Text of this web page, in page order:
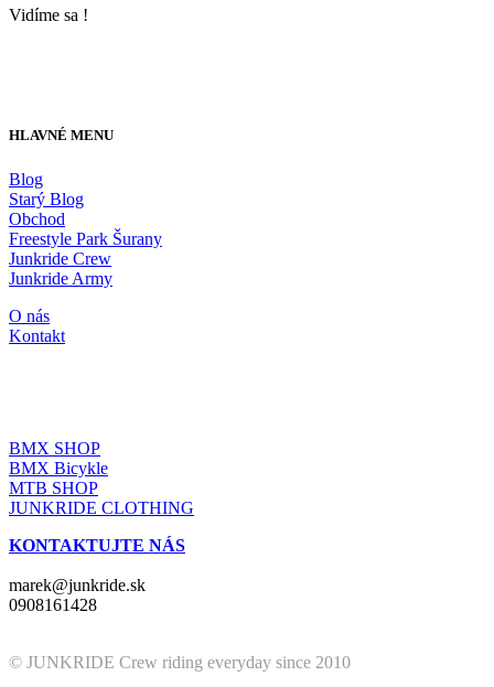
Vidíme sa !
HLAVNÉ MENU
Blog
Starý Blog
Obchod
Freestyle Park Šurany
Junkride Crew
Junkride Army
O nás
Kontakt
BMX SHOP
BMX Bicykle
MTB SHOP
JUNKRIDE CLOTHING
KONTAKTUJTE NÁS
marek@junkride.sk
0908161428
© JUNKRIDE Crew riding everyday since 2010